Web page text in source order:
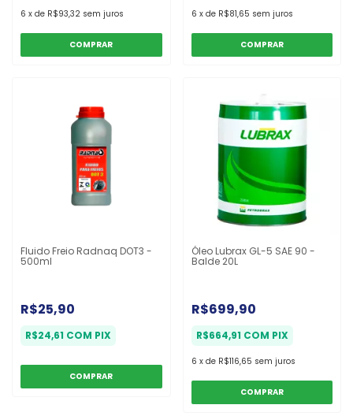
6 x de R$93,32 sem juros 6 x de R$81,65 sem juros
Fluido Freio Radnaq DOT3 -
500ml
R$25,90
R$24,61 COM PIX
Óleo Lubrax GL-5 SAE 90 -
Balde 20L
R$699,90
R$664,91 COM PIX
6 x de R$116,65 sem juros